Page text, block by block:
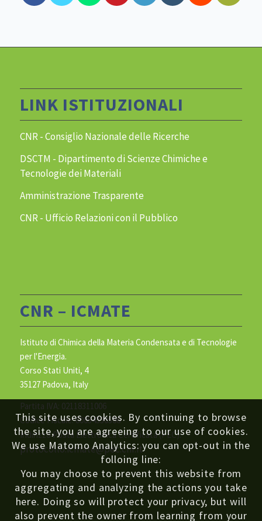
LINK ISTITUZIONALI
CNR - Consiglio Nazionale delle Ricerche
DSCTM - Dipartimento di Scienze Chimiche e
Tecnologie dei Materiali
Amministrazione Trasparente
CNR - Ufficio Relazioni con il Pubblico
CNR – ICMATE
Istituto di Chimica della Materia Condensata e di Tecnologie
per l'Energia.
Corso Stati Uniti, 4
35127 Padova, Italy
Partita IVA: 02118311006
Codice Fiscale: 80054330586
Indirizzo Posta Elettronica Certificata (PEC):
protocollo.icmate@pec.cnr.it
This site uses cookies. By continuing to browse
the site, you are agreeing to our use of cookies.
We use Matomo Analytics: you can opt-out in the
folloing line:
You may choose to prevent this website from
aggregating and analyzing the actions you take
here. Doing so will protect your privacy, but will
also prevent the owner from learning from your